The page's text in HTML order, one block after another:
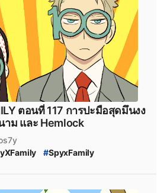
หน
Spy_x_Family
# SPY_x_FAMILY_มังงะ
manga #MangaPlus
ย_×_แฟมิลี #สปายแฟมิลี่ #สนธยา
บ มังงะ มังกะ #
หนังสือการ์ตูน
#สปายแฟมิลี่_119
#SPY_x_Family_ตอนล่าสุด
สปาย_x_แฟมิลี่_ตอนล่าสุด
SPYxFAMILY_หยุดพัก
# สปอยล์_SPYxFAMILY
ตอนที่ 117 การปะมือสุดมึนงง
าม และ Hemlock
#SpyxFamily
ย_x_แฟมิลี่_117